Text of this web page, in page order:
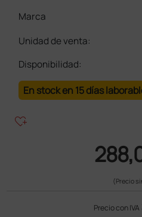
Marca
Unidad de venta:
Disponibilidad:
En stock en 15 días
heart_plus
(Precio
Precio con IVA